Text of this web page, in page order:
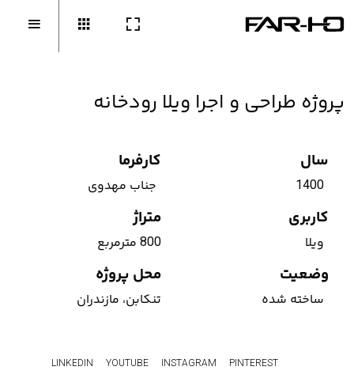
پروژه طراحی و اجرا ویلا رودخانه
سال
1400
کارفرما
جناب مهدوی
کاربری
ویلا
متراژ
800 مترمربع
وضعیت
ساخته شده
محل پروژه
تنکابن، مازندران
PINTEREST
INSTAGRAM
YOUTUBE
LINKEDIN